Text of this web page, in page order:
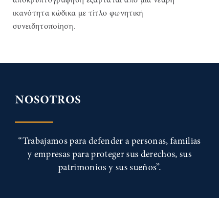
ικανότητα κώδικα με τίτλο φωνητική
συνειδητοποίηση.
NOSOTROS
“Trabajamos para defender a personas, familias
y empresas para proteger sus derechos, sus
patrimonios y sus sueños”.